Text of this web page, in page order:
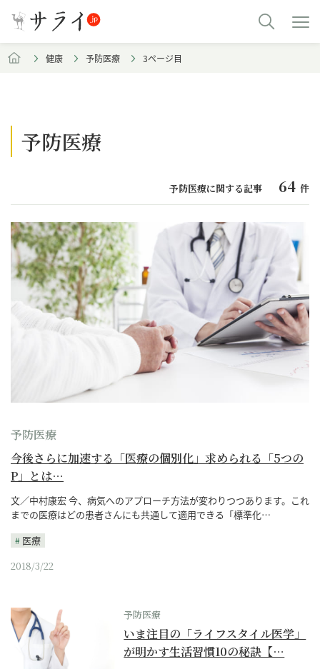
健康 予防医療 3ページ目
予防医療
予防医療に関する記事 64 件
予防医療
今後さらに加速する「医療の個別化」求められる「5つの
P」とは…
文／中村康宏 今、病気へのアプローチ方法が変わりつつあります。これ
までの医療はどの患者さんにも共通して適用できる「標準化…
医療
2018/3/22
予防医療
いま注目の「ライフスタイル医学」
が明かす生活習慣10の秘訣【…